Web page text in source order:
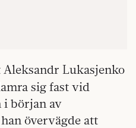
Aleksandr Lukasjenko
sig fast vid
i början av
övervägde att